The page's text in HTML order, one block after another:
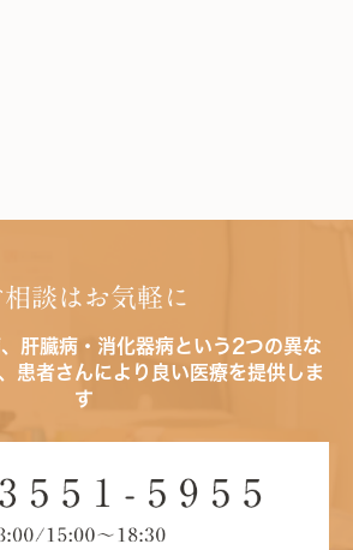
相談はお気軽に
肝臓病・消化器病という2つの異な
患者さんにより良い医療を提供しま
す